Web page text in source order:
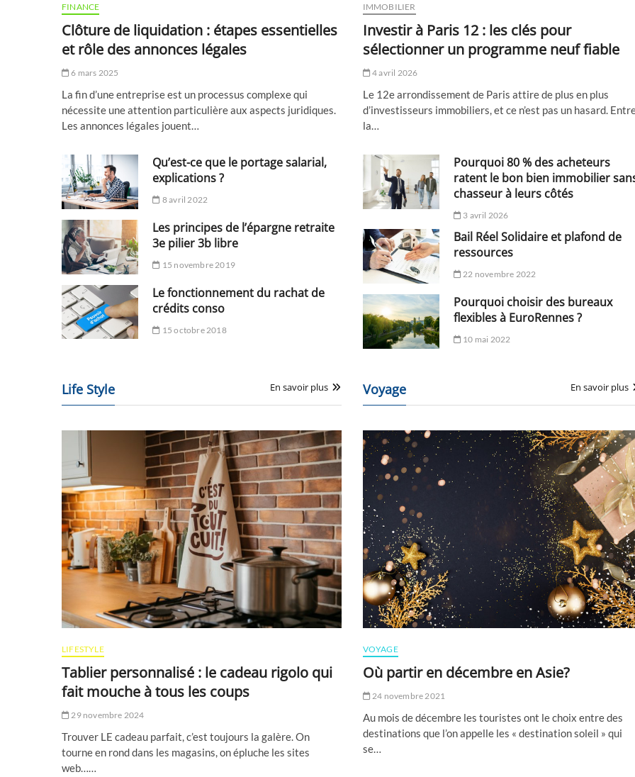
FINANCE
Clôture de liquidation : étapes essentielles
et rôle des annonces légales
6 mars 2025
La fin d’une entreprise est un processus complexe qui
nécessite une attention particulière aux aspects juridiques.
Les annonces légales jouent…
Qu’est-ce que le portage salarial,
explications ?
8 avril 2022
Les principes de l’épargne retraite
3e pilier 3b libre
15 novembre 2019
Le fonctionnement du rachat de
crédits conso
15 octobre 2018
IMMOBILIER
Investir à Paris 12 : les clés pour
sélectionner un programme neuf fiable
4 avril 2026
Le 12e arrondissement de Paris attire de plus en plus
d’investisseurs immobiliers, et ce n’est pas un hasard.
la…
Pourquoi 80 % des acheteurs
ratent le bon bien immobilier
chasseur à leurs côtés
3 avril 2026
Bail Réel Solidaire et plafond de
ressources
22 novembre 2022
Pourquoi choisir des bureaux
flexibles à EuroRennes ?
10 mai 2022
Life Style En savoir plus
LIFESTYLE
Tablier personnalisé : le cadeau rigolo qui
fait mouche à tous les coups
29 novembre 2024
Trouver LE cadeau parfait, c’est toujours la galère. On
tourne en rond dans les magasins, on épluche les sites
web……
Voyage En savoir plus
VOYAGE
Où partir en décembre en Asie?
24 novembre 2021
Au mois de décembre les touristes ont le choix entre des
destinations que l’on appelle les « destination soleil » qui
se…